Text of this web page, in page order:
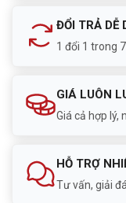
ĐỔI TRẢ DỄ
1 đổi 1 trong
GIÁ LUÔN
Giá cả hợp lý,
HỖ TRỢ
Tư vấn, giải